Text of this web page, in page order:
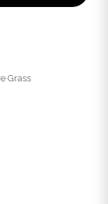
Grass